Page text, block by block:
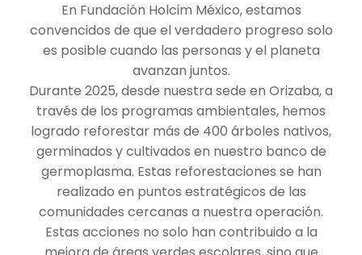
En Fundación Holcim México, estamos
convencidos de que el verdadero progreso solo
es posible cuando las personas y el planeta
avanzan juntos.
Durante 2025, desde nuestra sede en Orizaba, a
través de los programas ambientales, hemos
logrado reforestar más de 400 árboles nativos,
germinados y cultivados en nuestro banco de
germoplasma. Estas reforestaciones se han
realizado en puntos estratégicos de las
comunidades cercanas a nuestra operación.
Estas acciones no solo han contribuido a la